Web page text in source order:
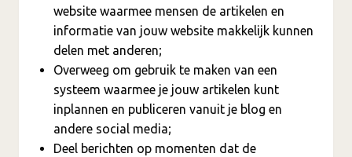
website waarmee mensen de artikelen en
informatie van jouw website makkelijk kunnen
delen met anderen;
Overweeg om gebruik te maken van een
systeem waarmee je jouw artikelen kunt
inplannen en publiceren vanuit je blog en
andere social media;
Deel berichten op momenten dat de